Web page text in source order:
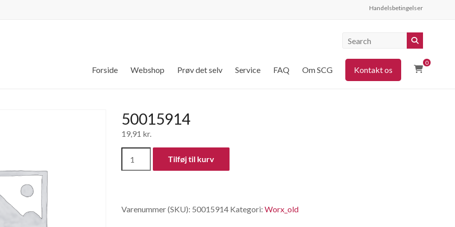
Handelsbetingelser
0
Forside Webshop Prøv det selv Service FAQ Om SCG Kontakt os
50015914
19,91 kr.
Tilføj til kurv
Varenummer (SKU): 50015914 Kategori: Worx_old